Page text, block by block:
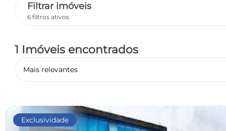
Filtrar imóveis
6 filtros ativos
1 Imóveis encontrados
Mais relevantes
Exclusividade